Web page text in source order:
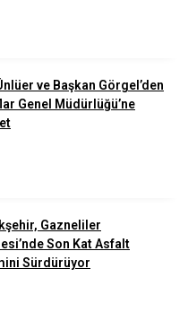
ve Başkan Görgel’den
Genel Müdürlüğü’ne
Gazneliler
Son Kat Asfalt
Sürdürüyor